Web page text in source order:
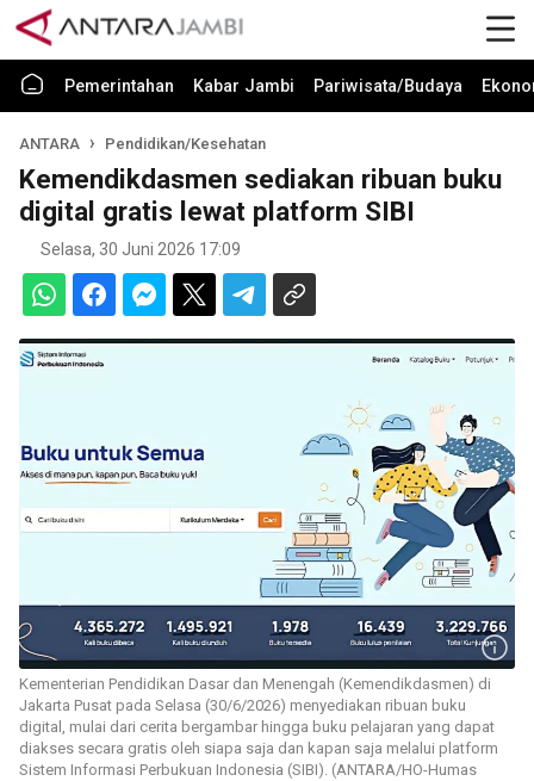
Pemerintahan Kabar Jambi Pariwisata/Budaya
ANTARA Pendidikan/Kesehatan
Kemendikdasmen sediakan ribuan buku
digital gratis lewat platform SIBI
Selasa, 30 Juni 2026 17:09
Kementerian Pendidikan Dasar dan Menengah (Kemendikdasmen) di
Jakarta Pusat pada Selasa (30/6/2026) menyediakan ribuan buku
digital, mulai dari cerita bergambar hingga buku pelajaran yang dapat
diakses secara gratis oleh siapa saja dan kapan saja melalui platform
Sistem Informasi Perbukuan Indonesia (SIBI). (ANTARA/HO-Humas